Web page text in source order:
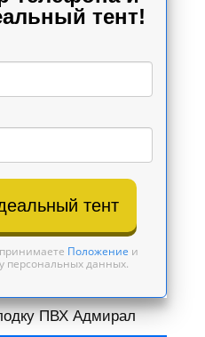
тент!
тент
Положение и
персональных данных.
ПВХ Адмирал